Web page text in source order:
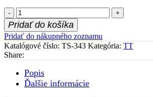
množstvo
Stred
turboduchadla
(CHRA)
Audi
TT
TDI
03L253056C
Pridať do košíka
Pridať do nákupného zoznamu
Katalógové číslo: TS-343 Kategória: TT
Share:
Popis
Ďalšie informácie